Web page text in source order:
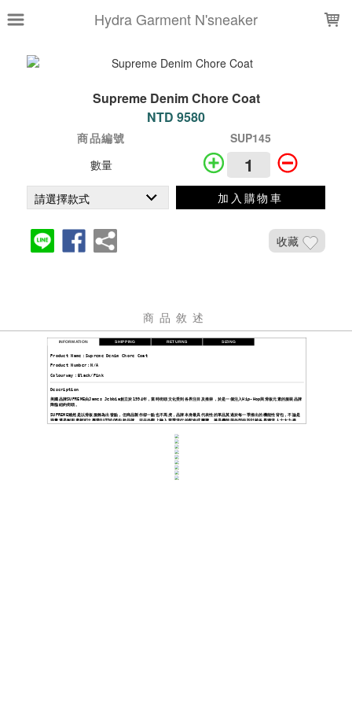
Hydra Garment N'sneaker
Supreme Denim Chore Coat
NTD 9580
商品編號
SUP145
數量
加入購物車
收藏
商品敘述